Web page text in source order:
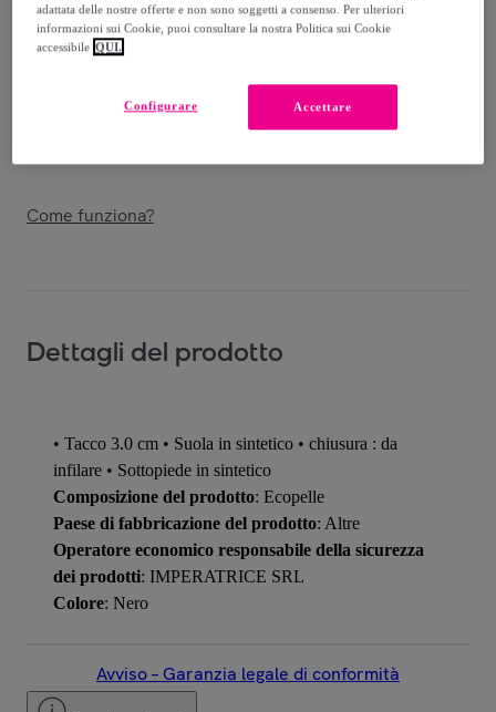
Consegna
Come funziona?
Dettagli del prodotto
• Tacco 3.0 cm • Suola in sintetico • chiusura : da
infilare • Sottopiede in sintetico
Composizione del prodotto: Ecopelle
Paese di fabbricazione del prodotto: Altre
Operatore economico responsabile della sicurezza
dei prodotti: IMPERATRICE SRL
Colore: Nero
Avviso – Garanzia legale di conformità
adattata delle nostre offerte e non sono soggetti a consenso. Per ulteriori
informazioni sui Cookie, puoi consultare la nostra Politica sui Cookie
accessibile QUI.
Accettare
Configurare